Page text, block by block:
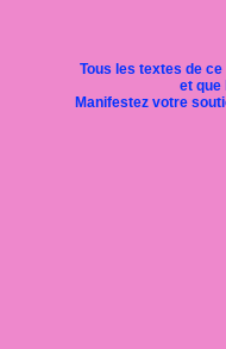
Tous les textes de
et
Manifestez votre